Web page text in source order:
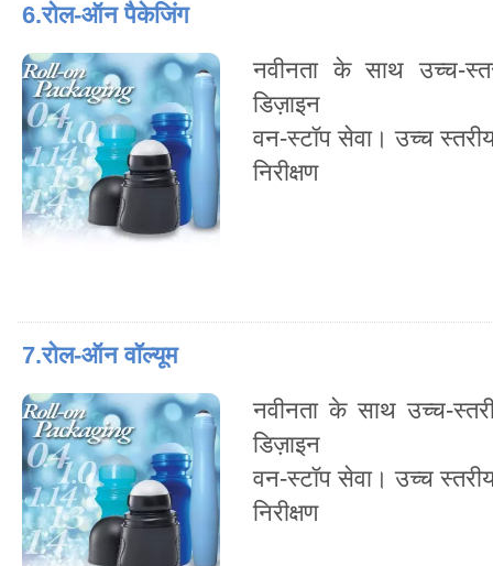
6.रोल-ऑन पैकेजिंग
नवीनता के साथ उच्च-
डिज़ाइन
वन-स्टॉप सेवा। उच्च
निरीक्षण
7.रोल-ऑन वॉल्यूम
नवीनता के साथ उच्च-
डिज़ाइन
वन-स्टॉप सेवा। उच्च
निरीक्षण